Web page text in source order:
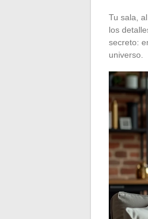
Tu sala,
los
secreto:
universo.